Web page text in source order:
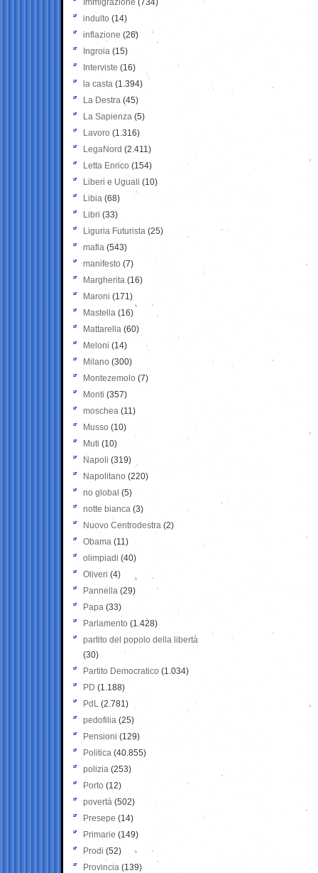
Immigrazione (734)
indulto (14)
inflazione (26)
Ingroia (15)
Interviste (16)
la casta (1.394)
La Destra (45)
La Sapienza (5)
Lavoro (1.316)
LegaNord (2.411)
Letta Enrico (154)
Liberi e Uguali (10)
Libia (68)
Libri (33)
Liguria Futurista (25)
mafia (543)
manifesto (7)
Margherita (16)
Maroni (171)
Mastella (16)
Mattarella (60)
Meloni (14)
Milano (300)
Montezemolo (7)
Monti (357)
moschea (11)
Musso (10)
Muti (10)
Napoli (319)
Napolitano (220)
no global (5)
notte bianca (3)
Nuovo Centrodestra (2)
Obama (11)
olimpiadi (40)
Oliveri (4)
Pannella (29)
Papa (33)
Parlamento (1.428)
partito del popolo della libertà
(30)
Partito Democratico (1.034)
PD (1.188)
PdL (2.781)
pedofilia (25)
Pensioni (129)
Politica (40.855)
polizia (253)
Porto (12)
povertà (502)
Presepe (14)
Primarie (149)
Prodi (52)
Provincia (139)